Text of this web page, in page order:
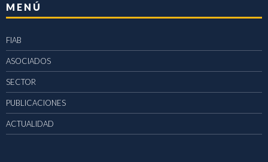
MENÚ
FIAB
ASOCIADOS
SECTOR
PUBLICACIONES
ACTUALIDAD